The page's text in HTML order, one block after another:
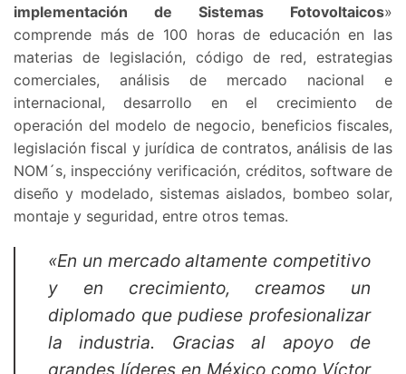
implementación de Sistemas Fotovoltaicos»
comprende más de 100 horas de educación en las
materias de legislación, código de red, estrategias
comerciales, análisis de mercado nacional e
internacional, desarrollo en el crecimiento de
operación del modelo de negocio, beneficios fiscales,
legislación fiscal y jurídica de contratos, análisis de las
NOM´s, inspeccióny verificación, créditos, software de
diseño y modelado, sistemas aislados, bombeo solar,
montaje y seguridad, entre otros temas.
«En un mercado altamente competitivo
y en crecimiento, creamos un
diplomado que pudiese profesionalizar
la industria. Gracias al apoyo de
grandes líderes en México como Víctor